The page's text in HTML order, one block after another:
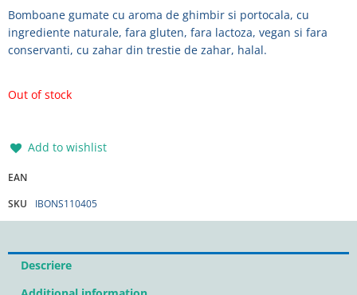
Add to wishlist
Bomboane gumate cu aroma de ghimbir si portocala, cu
ingrediente naturale, fara gluten, fara lactoza, vegan si fara
conservanti, cu zahar din trestie de zahar, halal.
Out of stock
Add to wishlist
EAN
SKU
IBONS110405
Descriere